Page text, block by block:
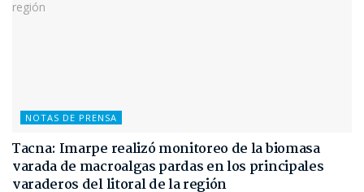
NOTAS DE PRENSA
Tacna: Imarpe realizó monitoreo de la biomasa
varada de macroalgas pardas en los principales
varaderos del litoral de la región